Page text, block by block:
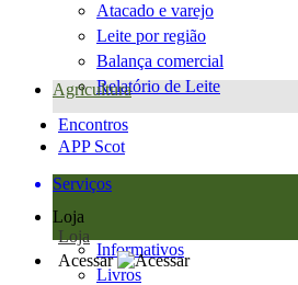
Atacado e varejo
Leite por região
Balança comercial
Relatório de Leite
Agricultura
Encontros
APP Scot
Serviços
Loja
Loja
Informativos
Livros
Acessar